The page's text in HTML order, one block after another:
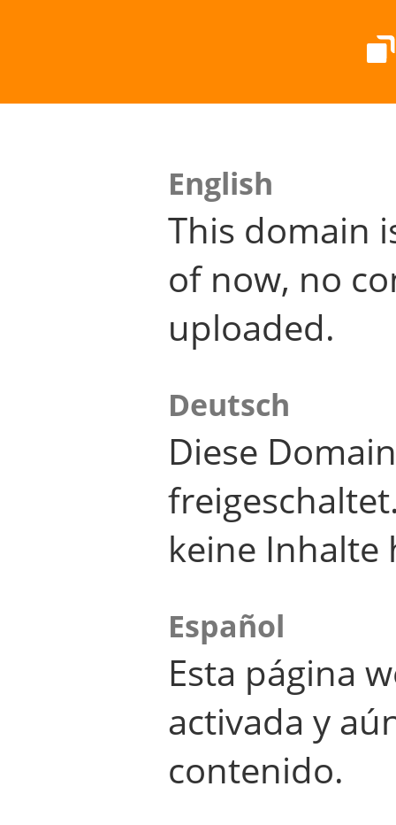
English
This domain
of now, no
uploaded.
Deutsch
Diese
keine Inhalte
Español
Esta página
activada y
contenido.